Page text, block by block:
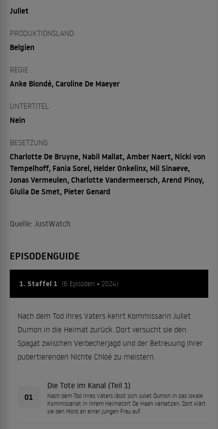
Juliet
PRODUKTIONSLAND
Belgien
REGIE
Anke Blondé, Caroline De Maeyer
UNTERTITEL
Nein
BESETZUNG
Charlotte De Bruyne, Nabil Mallat, Amber Naert, Nicki von
Tempelhoff, Fania Sorel, Helder Onkelinx, Mil Sinaeve,
Jonas Vermeulen, Charlotte Vandermeersch, Arend Pinoy,
Giulia De Smet, Pieter Genard
Quelle: JustWatch
EPISODENGUIDE
1. Staffel 1 (6 Episoden • 2024)
Nach dem Tod ihres Vaters kehrt Kommissarin Juliet
Dumon in die Heimat zurück. Dort versucht sie den
Spagat zwischen Verbecherjagd und der Betreuung ihrer
pubertierenden Nichte Chloé zu meistern.
01
Die Tote im Kanal (Teil 1)
Nach dem Tod ihres Vaters lässt sich Juliet Dumon in das lokale
Kommissariat in ihrem Heimatort De Haan versetzen. Dort klärt
sie den Mord an einer jungen Frau auf.